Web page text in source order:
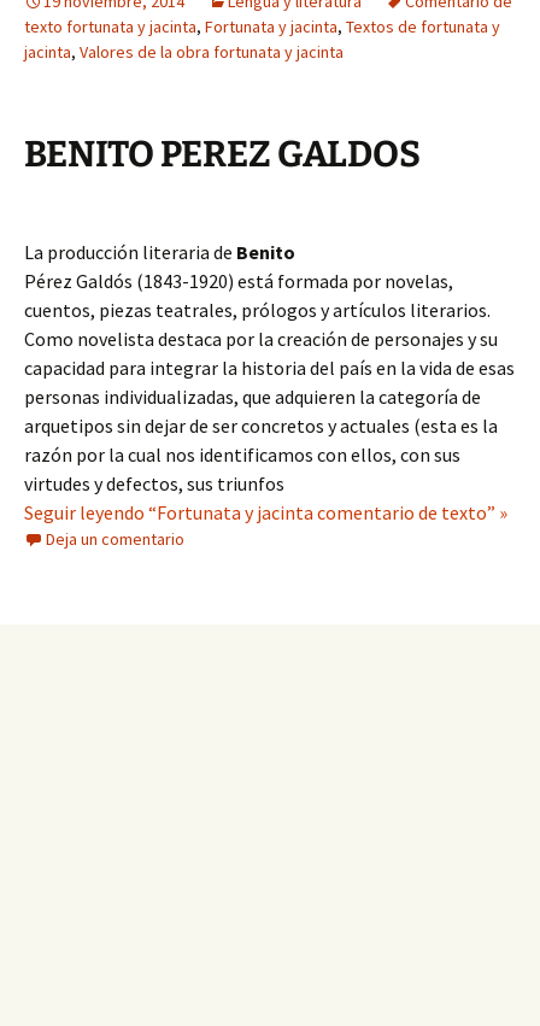
texto fortunata y jacinta, Fortunata y jacinta, Textos de fortunata y
jacinta, Valores de la obra fortunata y jacinta
BENITO PEREZ GALDOS
La producción literaria de Benito
Pérez Galdós (1843-1920) está formada por novelas,
cuentos, piezas teatrales, prólogos y artículos literarios.
Como novelista destaca por la creación de personajes y su
capacidad para integrar la historia del país en la vida de esas
personas individualizadas, que adquieren la categoría de
arquetipos sin dejar de ser concretos y actuales (esta es la
razón por la cual nos identificamos con ellos, con sus
virtudes y defectos, sus triunfos
Seguir leyendo “Fortunata y jacinta comentario de texto” »
Deja un comentario